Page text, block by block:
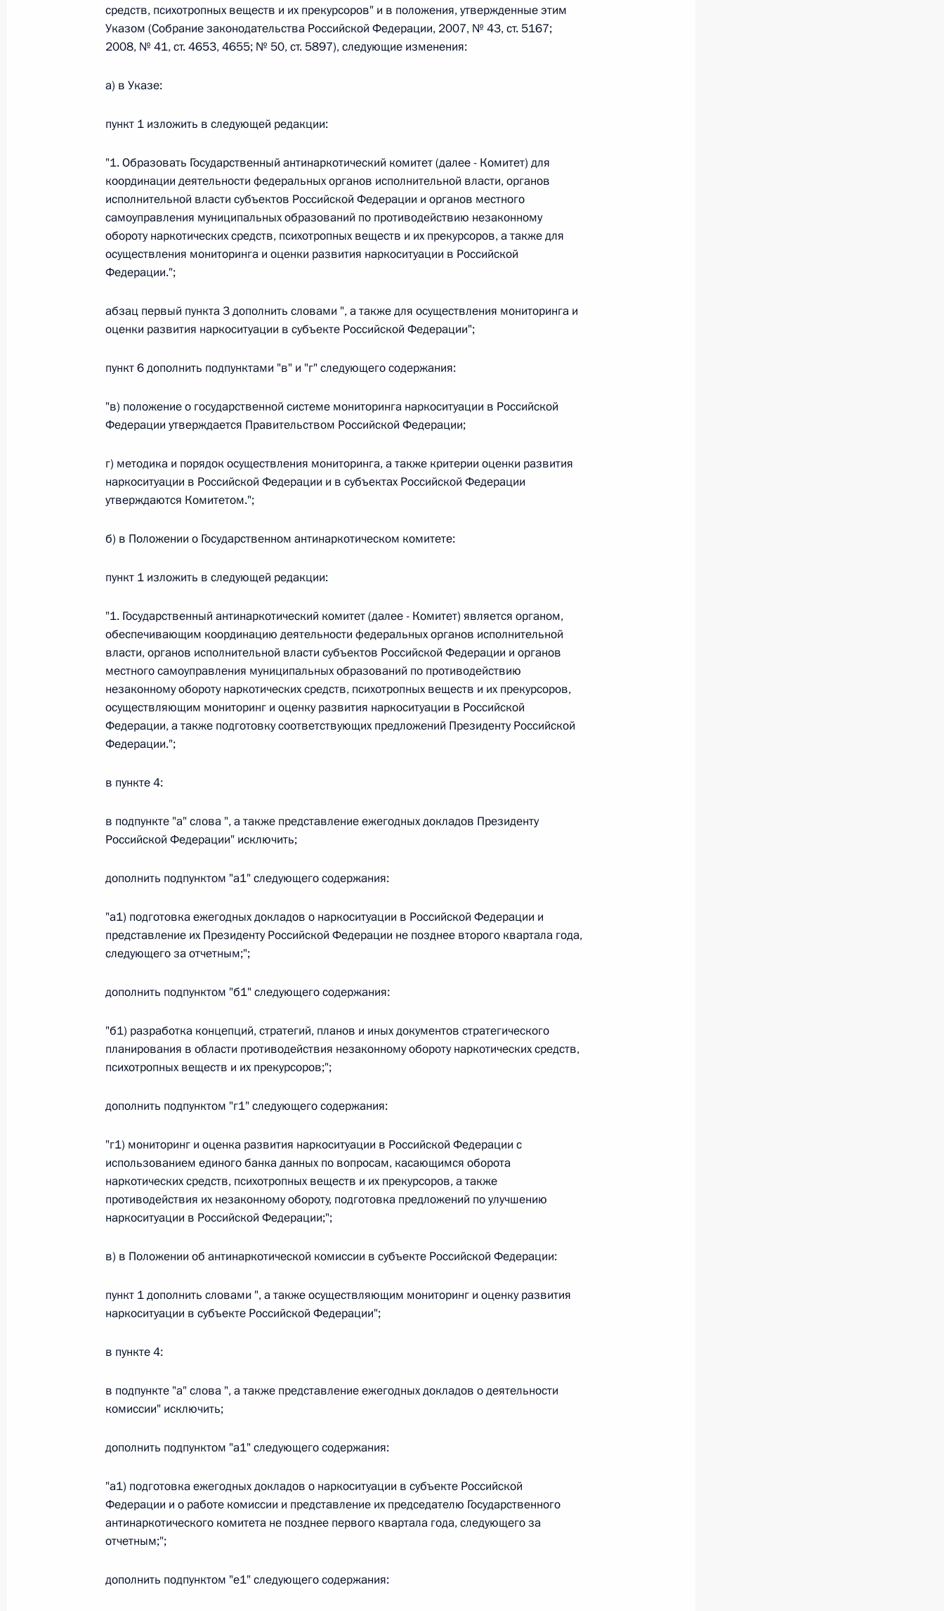
26 июля 2026 года
Федеральный закон от 26.07.2026 г. № 242-ФЗ
кодекса Российской Федерации
Федеральный закон от 26.07.2026 г. № 246-ФЗ
О внесении изменений в Трудовой кодекс Российской Федерации
26 июля 2026 года
Федеральный закон от 26.07.2026 г. № 268-ФЗ
26 июля 2026 года
Федеральный закон от 26.07.2026 г. № 267-ФЗ
О внесении изменения в статью 2 Федерального закона «О благотворительной деятельности
и добровольчестве (волонтерстве)»
26 июля 2026 года
26 июля 2026 года
Федеральный закон от 26.07.2026 г. № 264-ФЗ
О внесении изменений в статью 13–2 Федерального закона «Об актах гражданского состояния»
и признании утратившим силу пункта 1 части 13 статьи 3 Федерального закона «О внесении
изменений в Федеральный закон „Об актах гражданского состояния“
Федеральный закон от 26.07.2026 г. № 270-ФЗ
26 июля 2026 года
Федеральный закон от 26.07.2026 г. № 244-ФЗ
Министров Киргизской Республики о правовом статусе представительств компетентных органов
по вопросам внутренних дел и миграции в Российской Федерации и Киргизской Республике
О внесении изменений в Кодекс внутреннего водного транспорта Российской Федерации и статью 1
26 июля 2026 года
Федеральный закон от 26.07.2026 г. № 250-ФЗ
26 июля 2026 года
О внесении изменения в статью 6 Закона Российской Федерации «О защите прав потребителей»
Федеральный закон от 26.07.2026 г. № 247-ФЗ
правонарушениях
26 июля 2026 года
средств, психотропных веществ и их прекурсоров" и в положения, утвержденные этим
Указом (Собрание законодательства Российской Федерации, 2007, № 43, ст. 5167;
2008, № 41, ст. 4653, 4655; № 50, ст. 5897), следующие изменения:
а) в Указе:
пункт 1 изложить в следующей редакции:
"1. Образовать Государственный антинаркотический комитет (далее - Комитет) для
координации деятельности федеральных органов исполнительной власти, органов
исполнительной власти субъектов Российской Федерации и органов местного
самоуправления муниципальных образований по противодействию незаконному
обороту наркотических средств, психотропных веществ и их прекурсоров, а также для
осуществления мониторинга и оценки развития наркоситуации в Российской
Федерации.";
абзац первый пункта 3 дополнить словами ", а также для осуществления мониторинга и
оценки развития наркоситуации в субъекте Российской Федерации";
пункт 6 дополнить подпунктами "в" и "г" следующего содержания:
"в) положение о государственной системе мониторинга наркоситуации в Российской
Федерации утверждается Правительством Российской Федерации;
г) методика и порядок осуществления мониторинга, а также критерии оценки развития
наркоситуации в Российской Федерации и в субъектах Российской Федерации
утверждаются Комитетом.";
б) в Положении о Государственном антинаркотическом комитете:
пункт 1 изложить в следующей редакции:
"1. Государственный антинаркотический комитет (далее - Комитет) является органом,
обеспечивающим координацию деятельности федеральных органов исполнительной
власти, органов исполнительной власти субъектов Российской Федерации и органов
местного самоуправления муниципальных образований по противодействию
незаконному обороту наркотических средств, психотропных веществ и их прекурсоров,
осуществляющим мониторинг и оценку развития наркоситуации в Российской
Федерации, а также подготовку соответствующих предложений Президенту Российской
Федерации.";
в пункте 4:
в подпункте "а" слова ", а также представление ежегодных докладов Президенту
Российской Федерации" исключить;
дополнить подпунктом "а1" следующего содержания:
"а1) подготовка ежегодных докладов о наркоситуации в Российской Федерации и
представление их Президенту Российской Федерации не позднее второго квартала года,
следующего за отчетным;";
дополнить подпунктом "б1" следующего содержания:
"б1) разработка концепций, стратегий, планов и иных документов стратегического
планирования в области противодействия незаконному обороту наркотических средств,
психотропных веществ и их прекурсоров;";
дополнить подпунктом "г1" следующего содержания:
"г1) мониторинг и оценка развития наркоситуации в Российской Федерации с
использованием единого банка данных по вопросам, касающимся оборота
наркотических средств, психотропных веществ и их прекурсоров, а также
противодействия их незаконному обороту, подготовка предложений по улучшению
наркоситуации в Российской Федерации;";
в) в Положении об антинаркотической комиссии в субъекте Российской Федерации:
пункт 1 дополнить словами ", а также осуществляющим мониторинг и оценку развития
наркоситуации в субъекте Российской Федерации";
в пункте 4:
в подпункте "а" слова ", а также представление ежегодных докладов о деятельности
комиссии" исключить;
дополнить подпунктом "а1" следующего содержания:
"а1) подготовка ежегодных докладов о наркоситуации в субъекте Российской
Федерации и о работе комиссии и представление их председателю Государственного
антинаркотического комитета не позднее первого квартала года, следующего за
отчетным;";
дополнить подпунктом "е1" следующего содержания: